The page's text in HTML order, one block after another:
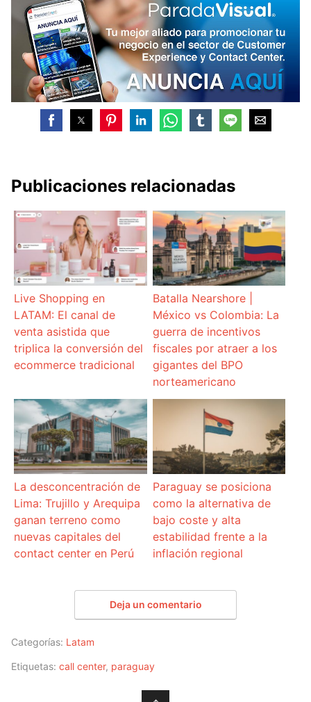
Publicaciones relacionadas
Live Shopping en
LATAM: El canal de
venta asistida que
triplica la conversión del
ecommerce tradicional
Batalla Nearshore |
México vs Colombia: La
guerra de incentivos
fiscales por atraer a los
gigantes del BPO
norteamericano
La desconcentración de
Lima: Trujillo y Arequipa
ganan terreno como
nuevas capitales del
contact center en Perú
Paraguay se posiciona
como la alternativa de
bajo coste y alta
estabilidad frente a la
inflación regional
Deja un comentario
Categorías: Latam
Etiquetas: call center, paraguay